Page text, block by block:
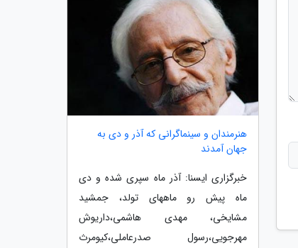
هنرمندان و سینماگرانی که آذر و دی به
جهان آمدند
خبرگزاری ایسنا: آذر ماه سپری شده و دی
ماه پیش رو ماههای تولد، جمشید
مشایخی، مهدی هاشمی،داریوش
مهرجویی،رسول صدرعاملی،کیومرث